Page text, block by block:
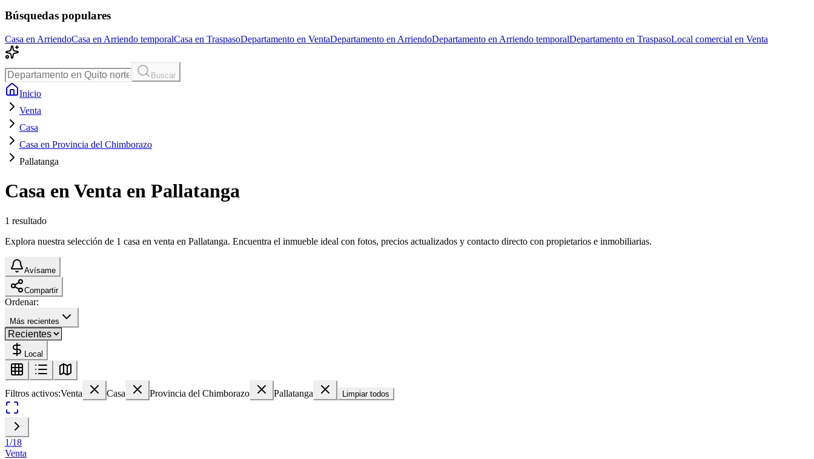
Búsquedas populares
Casa en ArriendoCasa en Arriendo temporalCasa en TraspasoDepartamento en VentaDepartamento en ArriendoDepartamento en Arriendo temporalDepartamento en TraspasoLocal comercial en Venta
Buscar
Inicio
Venta
Casa
Casa en Provincia del Chimborazo
Pallatanga
Casa en Venta en Pallatanga
1 resultado
Explora nuestra selección de 1 casa en venta en Pallatanga. Encuentra el inmueble ideal con fotos, precios actualizados y contacto directo con propietarios e inmobiliarias.
Avísame
Compartir
Ordenar:
Más recientes
Local
Filtros activos:Venta Casa Provincia del Chimborazo Pallatanga Limpiar todos
1/18
Venta